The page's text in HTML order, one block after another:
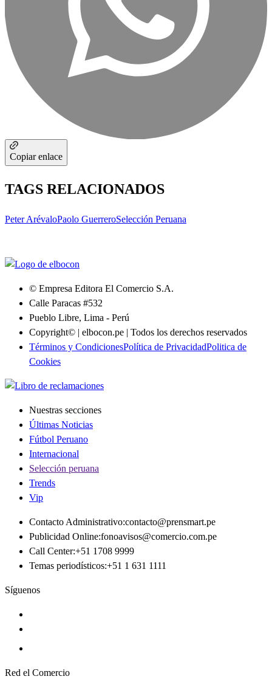
Copiar enlace
TAGS RELACIONADOS
Peter ArévaloPaolo GuerreroSelección Peruana
© Empresa Editora El Comercio S.A.
Calle Paracas #532
Pueblo Libre, Lima - Perú
Copyright© | elbocon.pe | Todos los derechos reservados
Términos y CondicionesPolítica de PrivacidadPolitica de
Cookies
Nuestras secciones
Últimas Noticias
Fútbol Peruano
Internacional
Selección peruana
Trends
Vip
Contacto Administrativo:contacto@prensmart.pe
Publicidad Online:fonoavisos@comercio.com.pe
Call Center:+51 1708 9999
Temas periodísticos:+51 1 631 1111
Síguenos
Red el Comercio